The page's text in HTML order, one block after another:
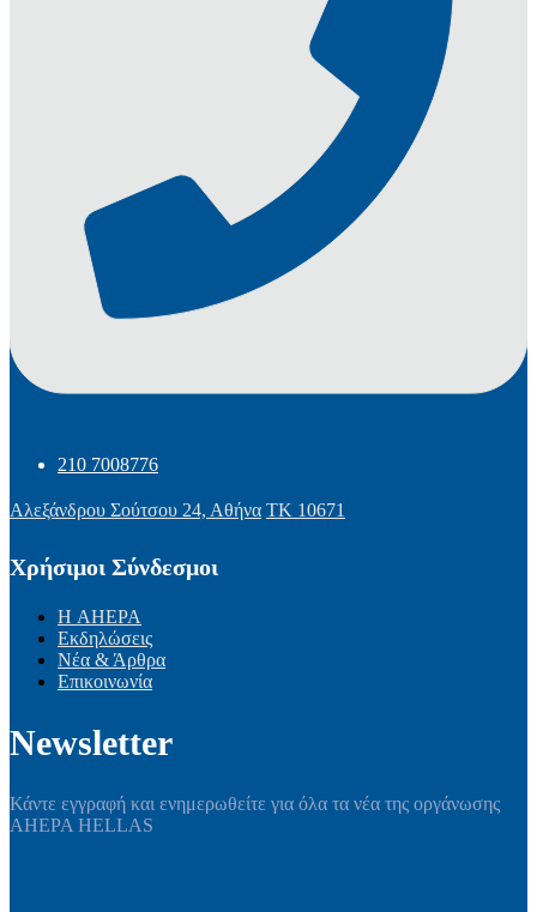
210 7008776
Αλεξάνδρου Σούτσου 24, Αθήνα ΤΚ 10671
Χρήσιμοι Σύνδεσμοι
Η AHEPA
Εκδηλώσεις
Νέα & Άρθρα
Επικοινωνία
Newsletter
Κάντε εγγραφή και ενημερωθείτε για όλα τα νέα της οργάνωσης
AHEPA HELLAS